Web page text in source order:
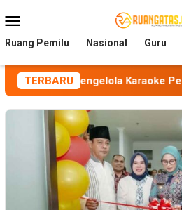
ke
kontenMobile
Ruang Pemilu Nasional Guru
TERBARU
Pengelola Karaoke Penuhi